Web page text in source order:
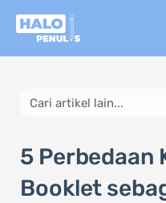
Lewati
Search
5 Perbedaan
Booklet